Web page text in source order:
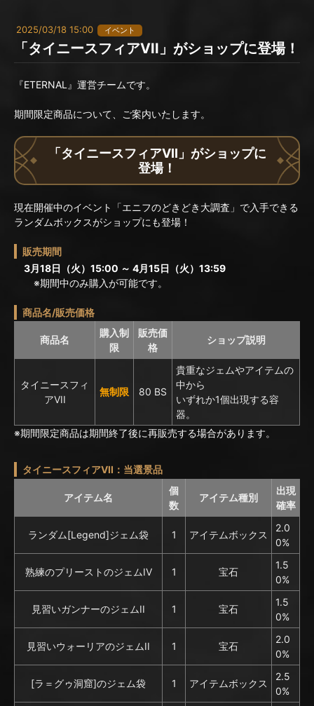
2025/03/18 15:00 イベント
「タイニースフィアVII」がショップに登場！
『ETERNAL』運営チームです。
期間限定商品について、ご案内いたします。
「タイニースフィアVII」がショップに
登場！
現在開催中のイベント「エニフのどきどき大調査」で入手できる
ランダムボックスがショップにも登場！
販売期間
3月18日（火）15:00 ～ 4月15日（火）13:59
※期間中のみ購入が可能です。
商品名/販売価格
商品名
購入制
限
販売価
格
ショップ説明
タイニースフィ
アVII
無制限 80 BS
貴重なジェムやアイテムの
中から
いずれか1個出現する容
器。
※期間限定商品は期間終了後に再販売する場合があります。
タイニースフィアVII：当選景品
アイテム名
個
数
アイテム種別
出現
確率
ランダム[Legend]ジェム袋 1 アイテムボックス
2.0
0%
熟練のプリーストのジェムIV 1 宝石
1.5
0%
見習いガンナーのジェムII 1 宝石
1.5
0%
見習いウォーリアのジェムII 1 宝石
2.0
0%
[ラ＝グゥ洞窟]のジェム袋 1 アイテムボックス
2.5
0%